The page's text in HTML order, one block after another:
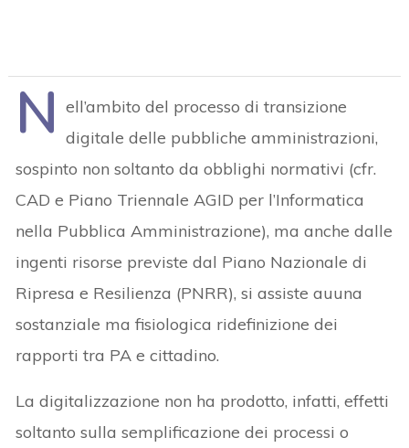
N ell’ambito del processo di transizione
digitale delle pubbliche amministrazioni,
sospinto non soltanto da obblighi normativi (cfr.
CAD e Piano Triennale AGID per l’Informatica
nella Pubblica Amministrazione), ma anche dalle
ingenti risorse previste dal Piano Nazionale di
Ripresa e Resilienza (PNRR), si assiste auuna
sostanziale ma fisiologica ridefinizione dei
rapporti tra PA e cittadino.
La digitalizzazione non ha prodotto, infatti, effetti
soltanto sulla semplificazione dei processi o